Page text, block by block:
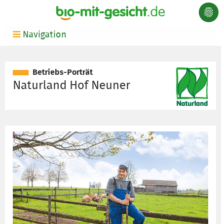
Navigation
Betriebs-Porträt
Naturland Hof Neuner